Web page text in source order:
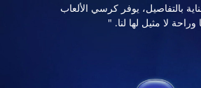
بالتفاصيل، يوفر كرسي الألعاب